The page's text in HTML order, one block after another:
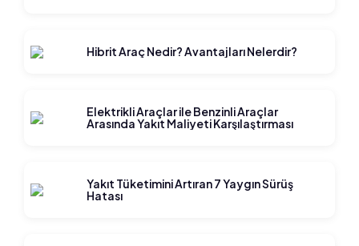
Hibrit Araç Nedir? Avantajları Nelerdir?
Elektrikli Araçlar ile Benzinli Araçlar
Arasında Yakıt Maliyeti Karşılaştırması
Yakıt Tüketimini Artıran 7 Yaygın Sürüş
Hatası